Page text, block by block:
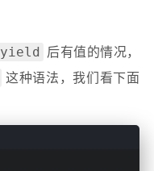
yield
后有值的情况，
这种语法，我们看下面